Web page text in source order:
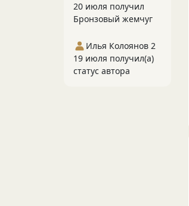
20 июля получил
Бронзовый жемчуг
Илья Колоянов 2
19 июля получил(а)
статус автора